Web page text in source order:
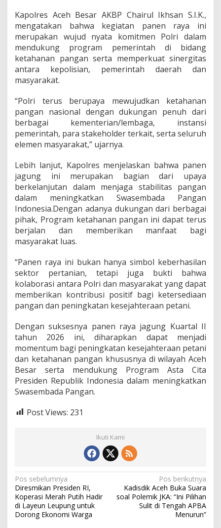
y
a
a
g
u
r
e
n
t
a
u
a
r
t
a
l
I
I
u
2
2
6
Kapolres Aceh Besar AKBP Chairul Ikhsan S.I.K.,
mengatakan bahwa kegiatan panen raya ini
merupakan wujud nyata komitmen Polri dalam
mendukung program pemerintah di bidang
ketahanan pangan serta memperkuat sinergitas
antara kepolisian, pemerintah daerah dan
masyarakat.
“Polri terus berupaya mewujudkan ketahanan
pangan nasional dengan dukungan penuh dari
berbagai kementerian/lembaga, instansi
pemerintah, para stakeholder terkait, serta seluruh
elemen masyarakat,” ujarnya.
Lebih lanjut, Kapolres menjelaskan bahwa panen
jagung ini merupakan bagian dari upaya
berkelanjutan dalam menjaga stabilitas pangan
dalam meningkatkan Swasembada Pangan
Indonesia.Dengan adanya dukungan dari berbagai
pihak, Program ketahanan pangan ini dapat terus
berjalan dan memberikan manfaat bagi
masyarakat luas.
“Panen raya ini bukan hanya simbol keberhasilan
sektor pertanian, tetapi juga bukti bahwa
kolaborasi antara Polri dan masyarakat yang dapat
memberikan kontribusi positif bagi ketersediaan
pangan dan peningkatan kesejahteraan petani.
Dengan suksesnya panen raya jagung Kuartal II
tahun 2026 ini, diharapkan dapat menjadi
momentum bagi peningkatan kesejahteraan petani
dan ketahanan pangan khususnya di wilayah Aceh
Besar serta mendukung Program Asta Cita
Presiden Republik Indonesia dalam meningkatkan
Swasembada Pangan.
Post Views: 231
Ikuti Kami
N
a
v
Pos sebelumnya
Diresmikan Presiden RI,
Koperasi Merah Putih Hadir
di Layeun Leupung untuk
Dorong Ekonomi Warga
Pos berikutnya
Kadisdik Aceh Buka Suara
soal Polemik JKA: “Ini Pilihan
Sulit di Tengah APBA
Menurun”